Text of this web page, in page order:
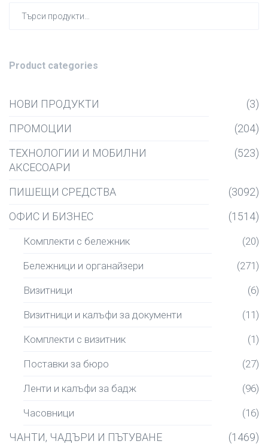
Product categories
НОВИ ПРОДУКТИ
(3)
ПРОМОЦИИ
(204)
ТЕХНОЛОГИИ И МОБИЛНИ
АКСЕСОАРИ
(523)
ПИШЕЩИ СРЕДСТВА
(3092)
ОФИС И БИЗНЕС
(1514)
Комплекти с бележник (20)
Бележници и органайзери (271)
Визитници (6)
Визитници и калъфи за документи (11)
Комплекти с визитник (1)
Поставки за бюро (27)
Ленти и калъфи за бадж (96)
Часовници (16)
ЧАНТИ, ЧАДЪРИ И ПЪТУВАНЕ
(1469)